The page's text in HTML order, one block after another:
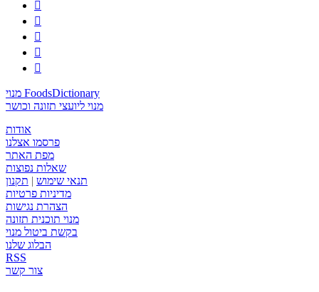





מנוי FoodsDictionary
מנוי ליועצי תזונה וכושר
אודות
פרסמו אצלנו
מפת האתר
שאלות נפוצות
תנאי שימוש | תקנון
מדיניות פרטיות
הצהרת נגישות
מנוי תוכנית תזונה
בקשת ביטול מנוי
הבלוג שלנו
RSS
צור קשר